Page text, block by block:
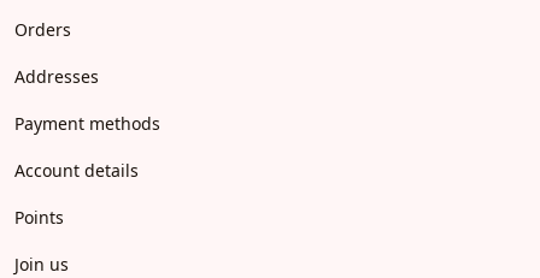
Orders
Addresses
Payment methods
Account details
Points
Join us